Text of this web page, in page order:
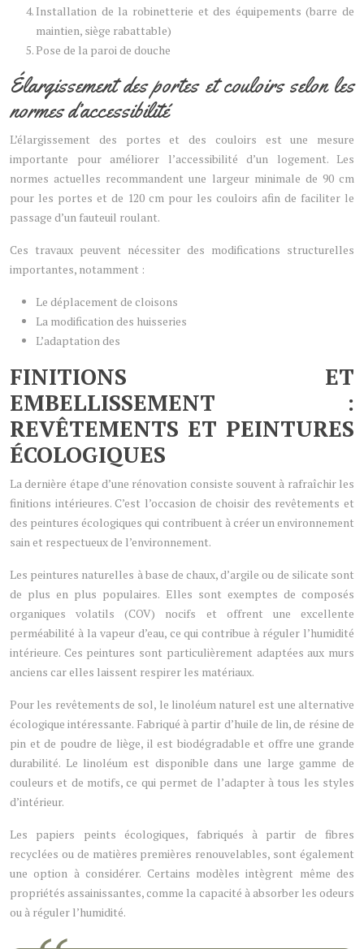
Installation de la robinetterie et des équipements (barre de
maintien, siège rabattable)
Pose de la paroi de douche
Élargissement des portes et couloirs selon les
normes d’accessibilité
L’élargissement des portes et des couloirs est une mesure
importante pour améliorer l’accessibilité d’un logement. Les
normes actuelles recommandent une largeur minimale de 90 cm
pour les portes et de 120 cm pour les couloirs afin de faciliter le
passage d’un fauteuil roulant.
Ces travaux peuvent nécessiter des modifications structurelles
importantes, notamment :
Le déplacement de cloisons
La modification des huisseries
L’adaptation des
FINITIONS ET
EMBELLISSEMENT :
REVÊTEMENTS ET PEINTURES
ÉCOLOGIQUES
La dernière étape d’une rénovation consiste souvent à rafraîchir les
finitions intérieures. C’est l’occasion de choisir des revêtements et
des peintures écologiques qui contribuent à créer un environnement
sain et respectueux de l’environnement.
Les peintures naturelles à base de chaux, d’argile ou de silicate sont
de plus en plus populaires. Elles sont exemptes de composés
organiques volatils (COV) nocifs et offrent une excellente
perméabilité à la vapeur d’eau, ce qui contribue à réguler l’humidité
intérieure. Ces peintures sont particulièrement adaptées aux murs
anciens car elles laissent respirer les matériaux.
Pour les revêtements de sol, le linoléum naturel est une alternative
écologique intéressante. Fabriqué à partir d’huile de lin, de résine de
pin et de poudre de liège, il est biodégradable et offre une grande
durabilité. Le linoléum est disponible dans une large gamme de
couleurs et de motifs, ce qui permet de l’adapter à tous les styles
d’intérieur.
Les papiers peints écologiques, fabriqués à partir de fibres
recyclées ou de matières premières renouvelables, sont également
une option à considérer. Certains modèles intègrent même des
propriétés assainissantes, comme la capacité à absorber les odeurs
ou à réguler l’humidité.